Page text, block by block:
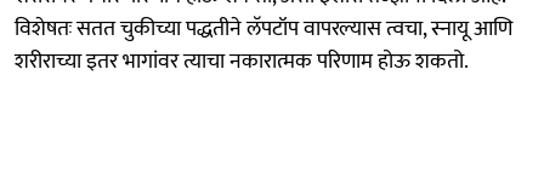
विशेषतः सतत चुकीच्या पद्धतीने लॅपटॉप वापरल्यास त्वचा, स्नायू आणि
शरीराच्या इतर भागांवर त्याचा नकारात्मक परिणाम होऊ शकतो.